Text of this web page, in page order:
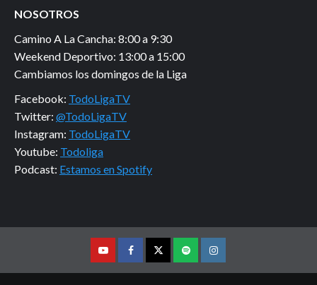
NOSOTROS
Camino A La Cancha: 8:00 a 9:30
Weekend Deportivo: 13:00 a 15:00
Cambiamos los domingos de la Liga
Facebook: TodoLigaTV
Twitter: @TodoLigaTV
Instagram: TodoLigaTV
Youtube: Todoliga
Podcast: Estamos en Spotify
YoutubeFacebookTwitterPodcastInstagram